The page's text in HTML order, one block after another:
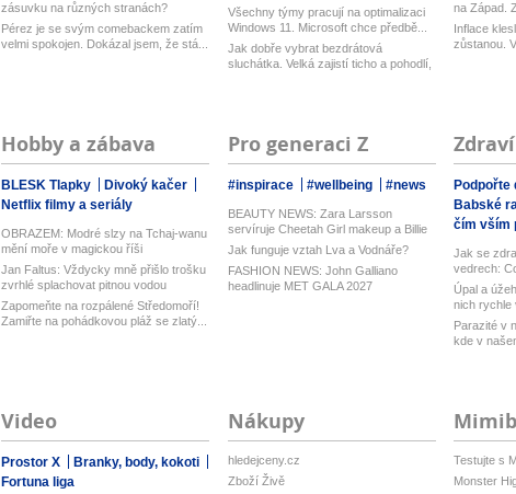
zásuvku na různých stranách?
Pérez je se svým comebackem zatím
velmi spokojen. Dokázal jsem, že stá...
Všechny týmy pracují na optimalizaci
Windows 11. Microsoft chce předbě...
Jak dobře vybrat bezdrátová
sluchátka. Velká zajistí ticho a pohodlí,
na Západ.
Inflace
zůstanou.
Hobby a zábava
BLESK Tlapky
Divoký kačer
Netflix filmy a seriály
OBRAZEM: Modré slzy na Tchaj-wanu
mění moře v magickou říši
Jan Faltus: Vždycky mně přišlo trošku
zvrhlé splachovat pitnou vodou
Zapomeňte na rozpálené Středomoří!
Zamiřte na pohádkovou pláž se zlatý...
Pro generaci Z
#inspirace #wellbeing #news
BEAUTY NEWS: Zara Larsson
servíruje Cheetah Girl makeup a Billie
Eilis...
Jak funguje vztah Lva a Vodnáře?
FASHION NEWS: John Galliano
headlinuje MET GALA 2027
Zdraví
Podpořte
Babské
čím vším
Jak se
vedrech:
Úpal a
nich rychle
Parazité v
kde v
Video
Prostor X
Branky, body, kokoti
Fortuna liga
Nákupy
hledejceny.cz
Zboží Živě
Testujte s
Monster